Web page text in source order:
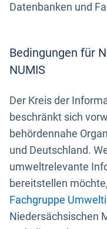
Datenbanken und
Bedingungen für
NUMIS
Der Kreis der
beschränkt sich
behördennahe
und Deutschland.
umweltrelevante
bereitstellen
Fachgruppe
Niedersächsischen